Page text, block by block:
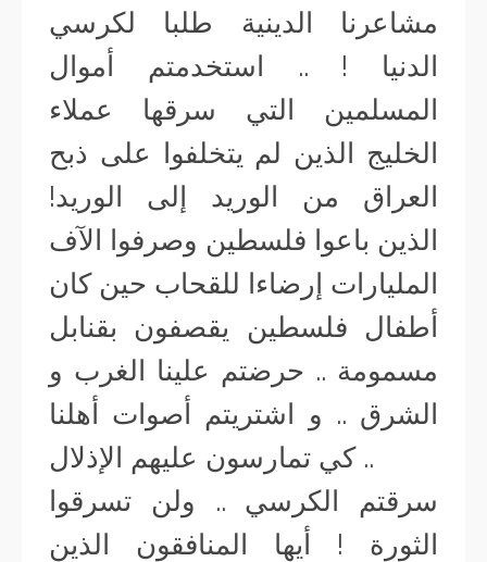
مشاعرنا الدينية طلبا لكرسي
الدنيا ! .. استخدمتم أموال
المسلمين التي سرقها عملاء
الخليج الذين لم يتخلفوا على ذبح
العراق من الوريد إلى الوريد!
الذين باعوا فلسطين وصرفوا الآف
المليارات إرضاءا للقحاب حين كان
أطفال فلسطين يقصفون بقنابل
مسمومة .. حرضتم علينا الغرب و
الشرق .. و اشتريتم أصوات أهلنا
كي تمارسون عليهم الإذلال ..
سرقتم الكرسي .. ولن تسرقوا
الثورة ! أيها المنافقون الذين